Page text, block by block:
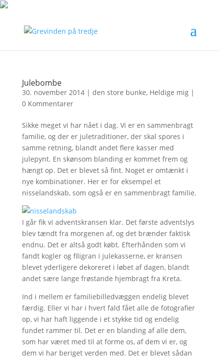
Julebombe
30. november 2014| den store bunke, Heldige mig|
0 Kommentarer
Sikke meget vi har nået i dag. Vi er en sammenbragt
familie, og der er juletraditioner, der skal spores i
samme retning, blandt andet flere kasser med
julepynt. En skønsom blanding er kommet frem og
hængt op. Det er blevet så fint. Noget er omtænkt i
nye kombinationer. Her er for eksempel et
nisselandskab, som også er en sammenbragt familie.
I går fik vi adventskransen klar. Det første adventslys
blev tændt fra morgenen af, og det brænder faktisk
endnu. Det er altså godt købt. Efterhånden som vi
fandt kogler og filigran i julekasserne, er kransen
blevet yderligere dekoreret i løbet af dagen, blandt
andet sære lange frøstande hjembragt fra Kreta.
Ind i mellem er familiebilledvæggen endelig blevet
færdig. Eller vi har i hvert fald fået alle de fotografier
op, vi har haft liggende i et stykke tid og endelig
fundet rammer til. Det er en blanding af alle dem,
som har været med til at forme os, af dem vi er, og
dem vi har beriget verden med. Det er blevet sådan